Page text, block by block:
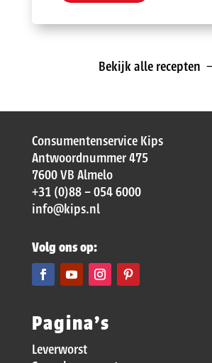
Bekijk alle recepten
Consumentenservice Kips
Antwoordnummer 475
7600 VB Almelo
+31 (0)88 – 054 6000
info@kips.nl
Volg ons op:
Pagina’s
Leverworst